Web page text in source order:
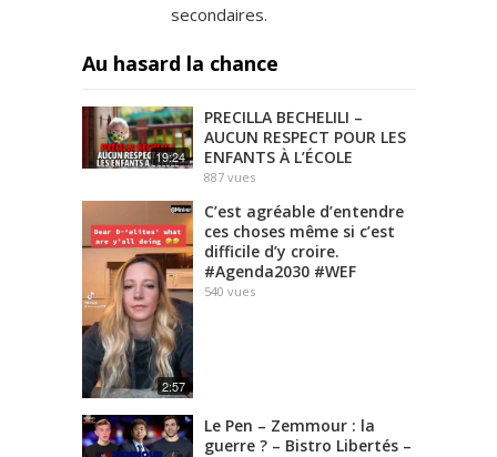
secondaires.
Au hasard la chance
19:24
PRECILLA BECHELILI –
AUCUN RESPECT POUR LES
ENFANTS À L’ÉCOLE
887 vues
2:57
C’est agréable d’entendre
ces choses même si c’est
difficile d’y croire.
#Agenda2030 #WEF
540 vues
Le Pen – Zemmour : la
guerre ? – Bistro Libertés –